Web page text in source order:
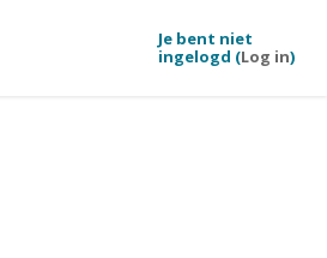
Je bent niet
ingelogd (Log in)